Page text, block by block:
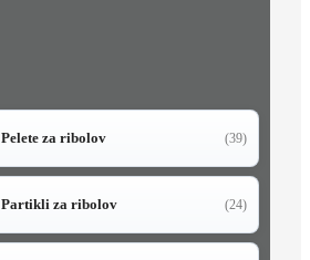
Pelete za ribolov (39)
Partikli za ribolov (24)